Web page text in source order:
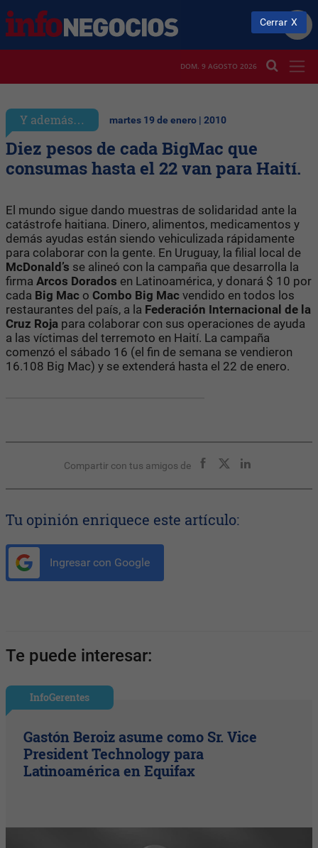
DOM. 9 AGOSTO 2026
Y además… martes 19 de enero | 2010
Diez pesos de cada BigMac que
consumas hasta el 22 van para Haití.
El mundo sigue dando muestras de solidaridad ante la
catástrofe haitiana. Dinero, alimentos, medicamentos y
demás ayudas están siendo vehiculizada rápidamente
para colaborar con la gente. En Uruguay, la filial local de
McDonald’s se alineó con la campaña que desarrolla la
firma Arcos Dorados en Latinoamérica, y donará $ 10 por
cada Big Mac o Combo Big Mac vendido en todos los
restaurantes del país, a la Federación Internacional de la
Cruz Roja para colaborar con sus operaciones de ayuda
a las víctimas del terremoto en Haití. La campaña
comenzó el sábado 16 (el fin de semana se vendieron
16.108 Big Mac) y se extenderá hasta el 22 de enero.
Compartir con tus amigos de
Tu opinión enriquece este artículo:
Ingresar con Google
Te puede interesar:
InfoGerentes
Gastón Beroiz asume como Sr. Vice
President Technology para
Latinoamérica en Equifax
Cerrar